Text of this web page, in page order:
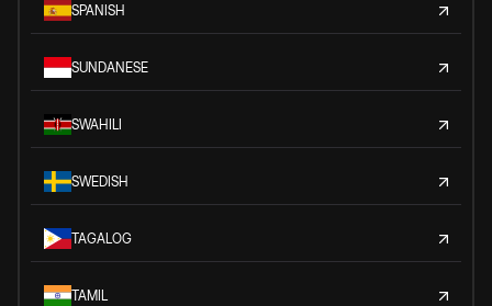
SPANISH
SUNDANESE
SWAHILI
SWEDISH
TAGALOG
TAMIL